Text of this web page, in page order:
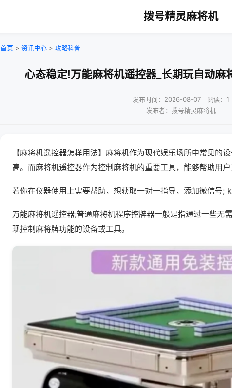
拨号精灵麻将机
首页 > 资讯中心 > 攻略科普
心态稳定!万能麻将机遥控器_长期玩自动麻
发布时间：2026-08-07｜阅读：1
发布者：拨号精灵麻将机
【麻将机遥控器怎样用法】麻将机作为现代娱乐场所中常见的
高。而麻将机遥控器作为控制麻将机的重要工具，能够帮助用户
若你在仪器使用上需要帮助，想获取一对一指导，添加微信号;
万能麻将机遥控器;普通麻将机程序控牌器一般是指通过一些无
现控制麻将牌功能的设备或工具。